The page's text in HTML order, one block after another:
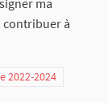
à
2022-2024